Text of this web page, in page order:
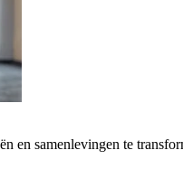
en samenlevingen te